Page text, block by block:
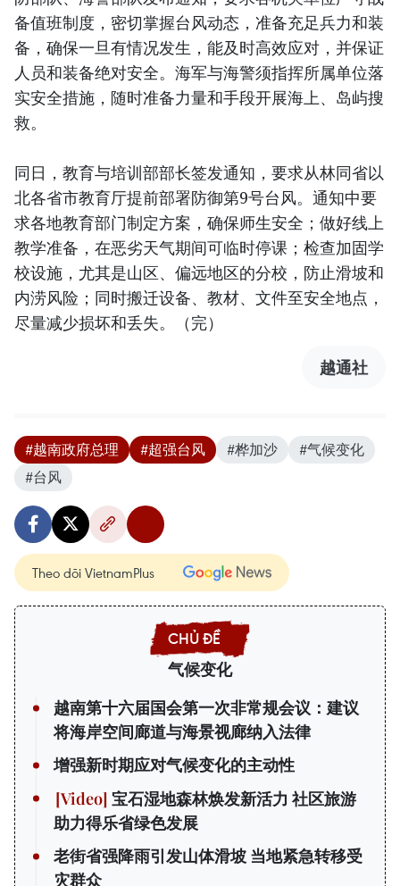
备值班制度，密切掌握台风动态，准备充足兵力和装
备，确保一旦有情况发生，能及时高效应对，并保证
人员和装备绝对安全。海军与海警须指挥所属单位落
实安全措施，随时准备力量和手段开展海上、岛屿搜
救。
同日，教育与培训部部长签发通知，要求从林同省以
北各省市教育厅提前部署防御第9号台风。通知中要
求各地教育部门制定方案，确保师生安全；做好线上
教学准备，在恶劣天气期间可临时停课；检查加固学
校设施，尤其是山区、偏远地区的分校，防止滑坡和
内涝风险；同时搬迁设备、教材、文件至安全地点，
尽量减少损坏和丢失。（完）
越通社
#越南政府总理 #超强台风 #桦加沙
#气候变化
#台风
Theo dõi VietnamPlus
气候变化
越南第十六届国会第一次非常规会议：建议
将海岸空间廊道与海景视廊纳入法律
增强新时期应对气候变化的主动性
宝石湿地森林焕发新活力 社区旅游
助力得乐省绿色发展
老街省强降雨引发山体滑坡 当地紧急转移受
灾群众